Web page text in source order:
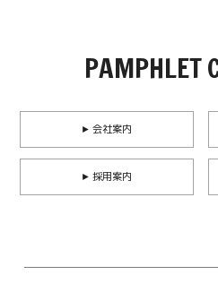
PAMPHLET
► 会社案内
► 採用案内